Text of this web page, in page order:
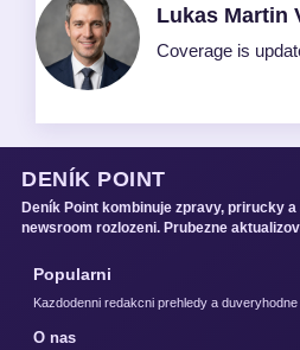
Lukas Martin
Coverage is
DENÍK POINT
Deník Point kombinuje zpravy, prirucky
newsroom rozlozeni. Prubezne
Popularni
Kazdodenni redakcni prehledy a
O nas